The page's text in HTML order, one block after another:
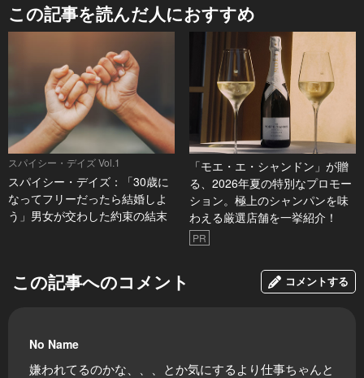
この記事を読んだ人におすすめ
スパイシー・デイズ Vol.1
スパイシー・デイズ：「30歳に
なってフリーだったら結婚しよ
う」男女が交わした約束の結末
「モエ・エ・シャンドン」が贈
る、2026年夏の特別なプロモー
ション。極上のシャンパンを味
わえる厳選店舗を一挙紹介！
PR
この記事へのコメント コメントする
No Name
嫌われてるのかな、、、とか気にするより仕事ちゃんと